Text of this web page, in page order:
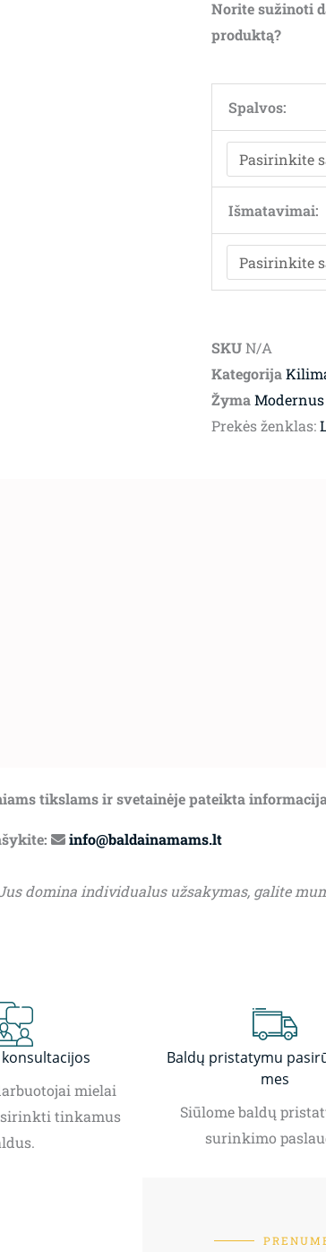
Norite sužinoti
produktą?
Spalvos:
Išmatavimai:
SKUN/A
Kategorija
Žyma
Prekės ženklas:
tikslams ir svetainėje pateikta
info@baldainamams.lt
domina individualus užsakymas, galite
mielai
tinkamus
Baldų pristatymu
mes
Siūlome baldų
surinkimo